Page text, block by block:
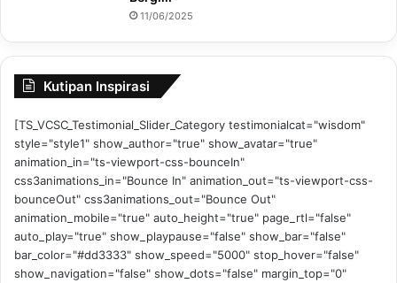
11/06/2025
Kutipan Inspirasi
[TS_VCSC_Testimonial_Slider_Category testimonialcat="wisdom"
style="style1" show_author="true" show_avatar="true"
animation_in="ts-viewport-css-bounceIn"
css3animations_in="Bounce In" animation_out="ts-viewport-css-
bounceOut" css3animations_out="Bounce Out"
animation_mobile="true" auto_height="true" page_rtl="false"
auto_play="true" show_playpause="false" show_bar="false"
bar_color="#dd3333" show_speed="5000" stop_hover="false"
show_navigation="false" show_dots="false" margin_top="0"